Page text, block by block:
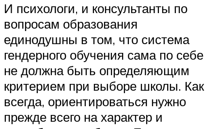
И психологи, и консультанты по
вопросам образования
единодушны в том, что система
гендерного обучения сама по себе
не должна быть определяющим
критерием при выборе школы. Как
всегда, ориентироваться нужно
прежде всего на характер и